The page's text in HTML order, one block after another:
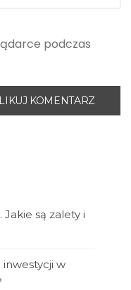
podczas
są zalety i
inwestycji w